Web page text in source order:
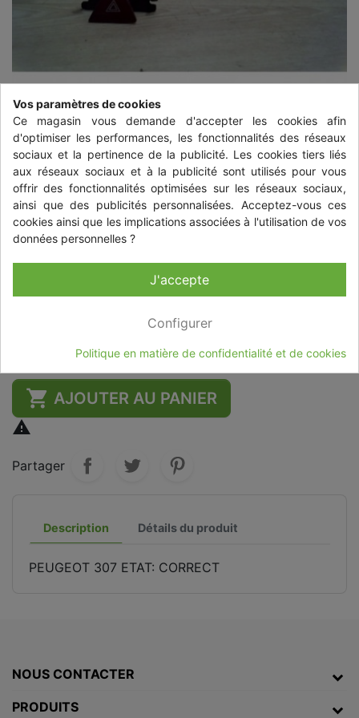
 
BOUTON DE WARNING PEUGEOT
- +
 AJOUTER AU PANIER

Partager
Description Détails du produit
PEUGEOT 307 ETAT: CORRECT
NOUS CONTACTER
PRODUITS
Vos paramètres de cookies
Ce magasin vous demande d'accepter les cookies afin
d'optimiser les performances, les fonctionnalités des réseaux
sociaux et la pertinence de la publicité. Les cookies tiers liés
aux réseaux sociaux et à la publicité sont utilisés pour vous
offrir des fonctionnalités optimisées sur les réseaux sociaux,
ainsi que des publicités personnalisées. Acceptez-vous ces
cookies ainsi que les implications associées à l'utilisation de vos
données personnelles ?
J'accepte
Configurer
Politique en matière de confidentialité et de cookies